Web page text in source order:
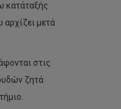
κατάταξής
μετά
στις
ζητά